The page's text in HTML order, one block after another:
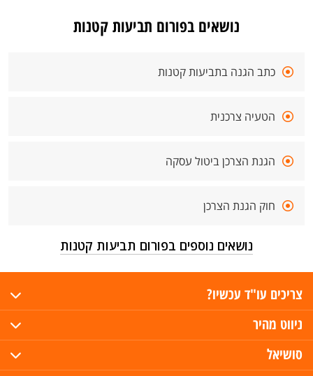
נושאים בפורום תביעות קטנות
כתב הגנה בתביעות קטנות
הטעיה צרכנית
הגנת הצרכן ביטול עסקה
חוק הגנת הצרכן
נושאים נוספים בפורום תביעות קטנות
צריכים עו"ד עכשיו?
ניווט מהיר
סושיאל